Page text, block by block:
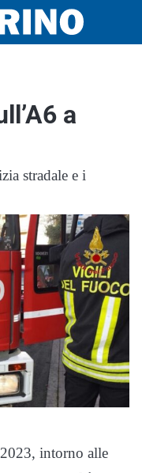
a
stradale e i
intorno alle